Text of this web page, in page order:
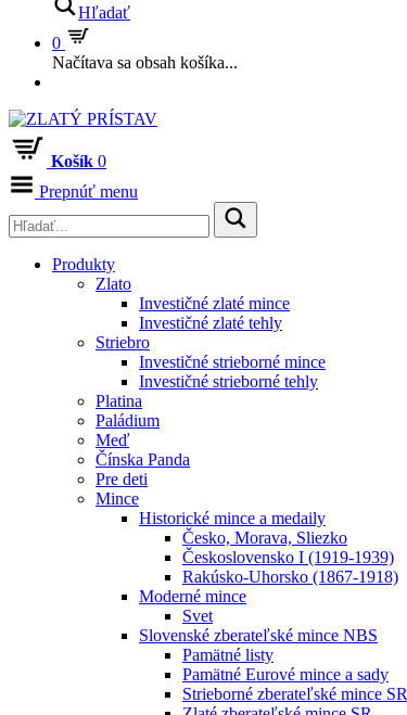
Hľadať
0
Načítava sa obsah košíka...
Košík 0
Prepnúť menu
Produkty
Zlato
Investičné zlaté mince
Investičné zlaté tehly
Striebro
Investičné strieborné mince
Investičné strieborné tehly
Platina
Paládium
Meď
Čínska Panda
Pre deti
Mince
Historické mince a medaily
Česko, Morava, Sliezko
Československo I (1919-1939)
Rakúsko-Uhorsko (1867-1918)
Moderné mince
Svet
Slovenské zberateľské mince NBS
Pamätné listy
Pamätné Eurové mince a sady
Strieborné zberateľské mince SR